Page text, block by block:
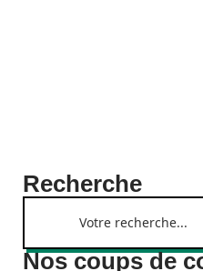
Recherche
Nos coups de